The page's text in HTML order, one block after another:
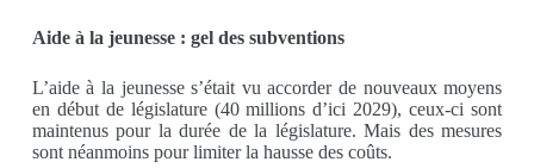
Aide à la jeunesse : gel des subventions
L’aide à la jeunesse s’était vu accorder de nouveaux moyens
en début de législature (40 millions d’ici 2029), ceux-ci sont
maintenus pour la durée de la législature. Mais des mesures
sont néanmoins pour limiter la hausse des coûts.